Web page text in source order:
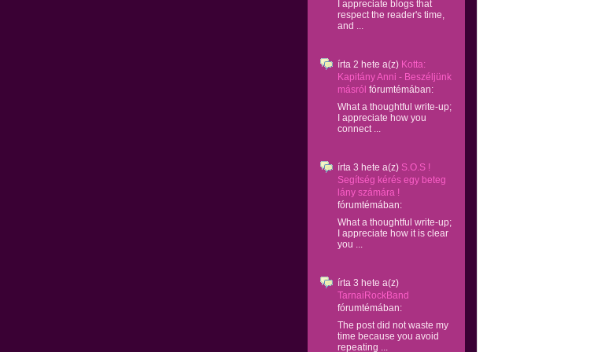
I appreciate blogs that
respect the reader's time,
and ...
írta 2 hete a(z) Kotta:
Kapitány Anni - Beszéljünk
másról fórumtémában:
What a thoughtful write-up;
I appreciate how you
connect ...
írta 3 hete a(z) S.O.S !
Segítség kérés egy beteg
lány számára !
fórumtémában:
What a thoughtful write-up;
I appreciate how it is clear
you ...
írta 3 hete a(z)
TarnaiRockBand
fórumtémában:
The post did not waste my
time because you avoid
repeating ...